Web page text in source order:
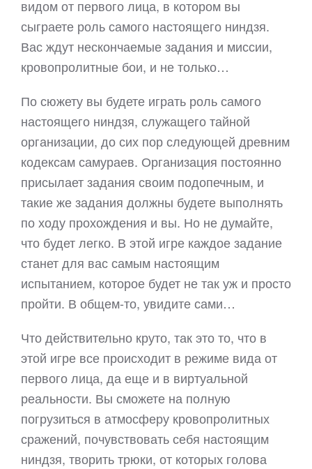
видом от первого лица, в котором вы
сыграете роль самого настоящего ниндзя.
Вас ждут нескончаемые задания и миссии,
кровопролитные бои, и не только…
По сюжету вы будете играть роль самого
настоящего ниндзя, служащего тайной
организации, до сих пор следующей древним
кодексам самураев. Организация постоянно
присылает задания своим подопечным, и
такие же задания должны будете выполнять
по ходу прохождения и вы. Но не думайте,
что будет легко. В этой игре каждое задание
станет для вас самым настоящим
испытанием, которое будет не так уж и просто
пройти. В общем-то, увидите сами…
Что действительно круто, так это то, что в
этой игре все происходит в режиме вида от
первого лица, да еще и в виртуальной
реальности. Вы сможете на полную
погрузиться в атмосферу кровопролитных
сражений, почувствовать себя настоящим
ниндзя, творить трюки, от которых голова